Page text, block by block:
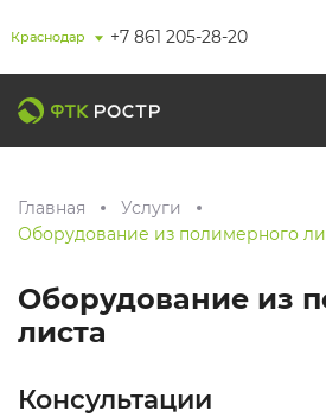
Краснодар +7 861 205-28-20
Главная
Услуги
Оборудование из полимерного
Оборудование из
листа
Консультации